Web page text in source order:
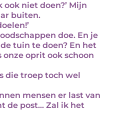
niet doen?’ Mijn
buiten.
doe. En je
tuin te doen? En het
oprit ook schoon
die troep toch wel
mensen er last van
de post… Zal ik het